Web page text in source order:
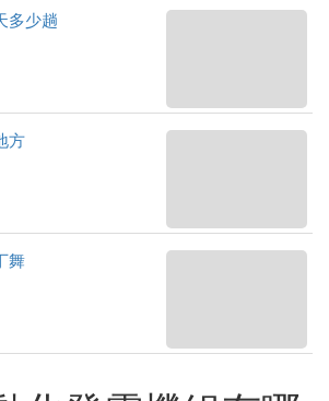
多少趟
方
舞